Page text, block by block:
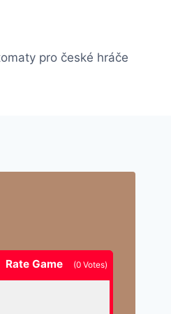
pro české hráče
Rate Game (0 Votes)